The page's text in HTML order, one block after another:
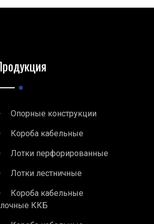
Опорные конструкции
Короба кабельные
Лотки перфорированные
Лотки лестничные
Короба кабельные
ККБ